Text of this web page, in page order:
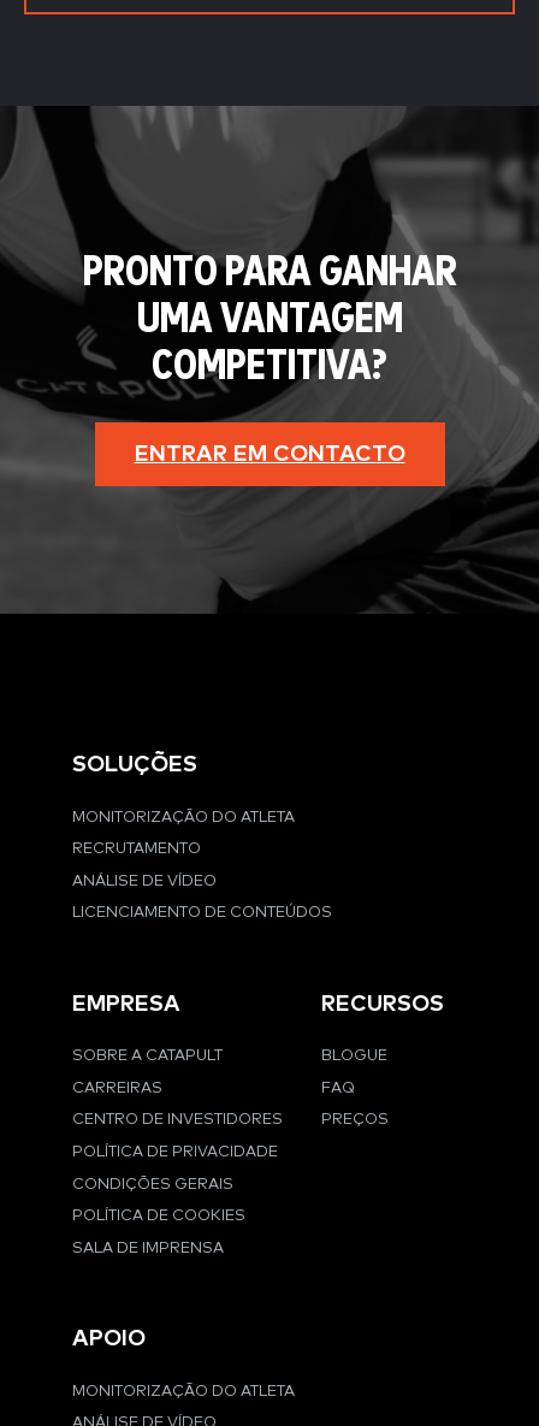
PRONTO PARA GANHAR
UMA VANTAGEM
COMPETITIVA?
ENTRAR EM CONTACTO
SOLUÇÕES
MONITORIZAÇÃO DO ATLETA
RECRUTAMENTO
ANÁLISE DE VÍDEO
LICENCIAMENTO DE CONTEÚDOS
EMPRESA
SOBRE A CATAPULT
CARREIRAS
CENTRO DE INVESTIDORES
POLÍTICA DE PRIVACIDADE
CONDIÇÕES GERAIS
POLÍTICA DE COOKIES
SALA DE IMPRENSA
RECURSOS
BLOGUE
FAQ
PREÇOS
APOIO
MONITORIZAÇÃO DO ATLETA